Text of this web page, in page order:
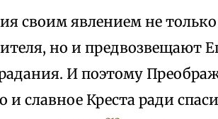
своим явлением не только
но и предвозвещают
И поэтому
и славное Креста ради